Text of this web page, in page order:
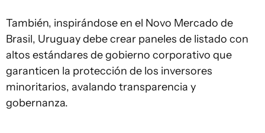
También, inspirándose en el Novo Mercado de
Brasil, Uruguay debe crear paneles de listado con
altos estándares de gobierno corporativo que
garanticen la protección de los inversores
minoritarios, avalando transparencia y
gobernanza.